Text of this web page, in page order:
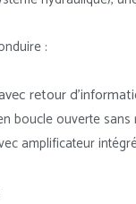
:
retour
boucle ouverte sans
amplificateur